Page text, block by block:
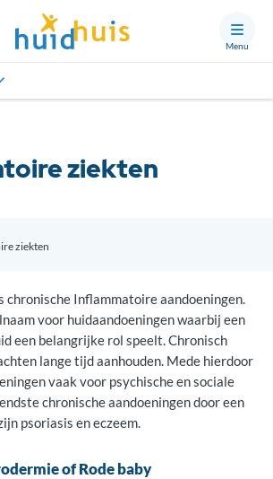
Menu
ziekten
chronische Inflammatoire aandoeningen.
voor huidaandoeningen waarbij een
een belangrijke rol speelt. Chronisch
lange tijd aanhouden. Mede hierdoor
vaak voor psychische en sociale
chronische aandoeningen door een
psoriasis en eczeem.
of Rode baby
ziekten